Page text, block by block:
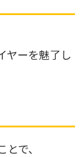
ヤーを魅了し
で、